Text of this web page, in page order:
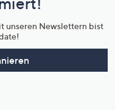
unseren Newslettern bist